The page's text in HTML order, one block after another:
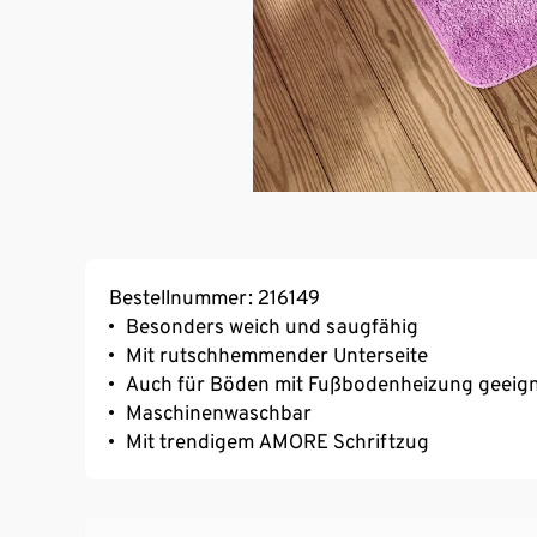
Bestellnummer: 216149
Besonders weich und saugfähig
Mit rutschhemmender Unterseite
Auch für Böden mit Fußbodenheizung
Maschinenwaschbar
Mit trendigem AMORE Schriftzug